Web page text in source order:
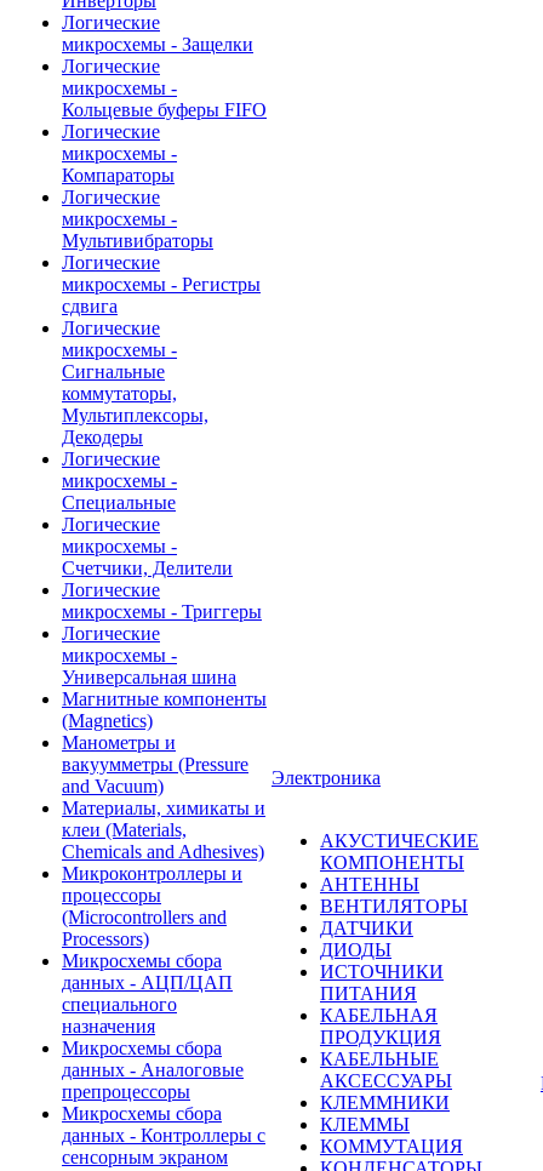
Логические
микросхемы - Защелки
Логические
микросхемы -
Кольцевые буферы FIFO
Логические
микросхемы -
Компараторы
Логические
микросхемы -
Мультивибраторы
Логические
микросхемы - Регистры
сдвига
Логические
микросхемы -
Сигнальные
коммутаторы,
Мультиплексоры,
Декодеры
Логические
микросхемы -
Специальные
Логические
микросхемы -
Счетчики, Делители
Логические
микросхемы - Триггеры
Логические
микросхемы -
Универсальная шина
Магнитные компоненты
(Magnetics)
Манометры и
вакуумметры (Pressure
and Vacuum)
Материалы, химикаты и
клеи (Materials,
Chemicals and Adhesives)
Микроконтроллеры и
процессоры
(Microcontrollers and
Processors)
Микросхемы сбора
данных - АЦП/ЦАП
специального
назначения
Микросхемы сбора
данных - Аналоговые
препроцессоры
Микросхемы сбора
данных - Контроллеры с
сенсорным экраном
Электроника
АКУСТИЧЕСКИЕ
КОМПОНЕНТЫ
АНТЕННЫ
ВЕНТИЛЯТОРЫ
ДАТЧИКИ
ДИОДЫ
ИСТОЧНИКИ
ПИТАНИЯ
КАБЕЛЬНАЯ
ПРОДУКЦИЯ
КАБЕЛЬНЫЕ
АКСЕССУАРЫ
КЛЕММНИКИ
КЛЕММЫ
КОММУТАЦИЯ